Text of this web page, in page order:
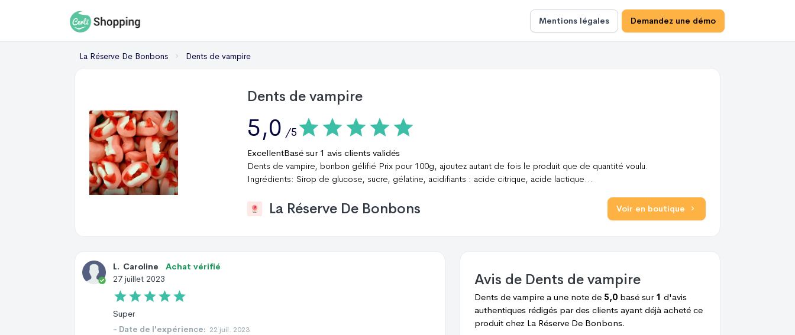
Mentions légales Demandez une démo
La Réserve De Bonbons Dents de vampire
Dents de vampire
5,0 /5
ExcellentBasé sur 1 avis clients validés
Dents de vampire, bonbon gélifié Prix pour 100g, ajoutez autant de fois le produit que de quantité voulu.
Ingrédients: Sirop de glucose, sucre, gélatine, acidifiants : acide citrique, acide lactique...
La Réserve De Bonbons Voir en boutique
L. Caroline
Achat vérifié
27 juillet 2023
Super
- Date de l'expérience: 22 juil. 2023
Avis de Dents de vampire
Dents de vampire a une note de 5,0 basé sur 1 d'avis
authentiques rédigés par des clients ayant déjà acheté ce
produit chez La Réserve De Bonbons.